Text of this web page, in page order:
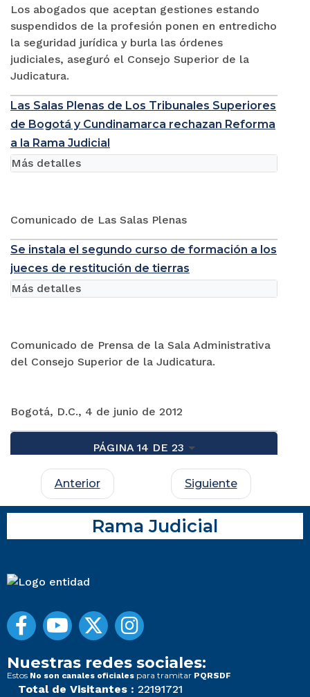
Los abogados que aceptan gestiones estando
suspendidos de la profesión ponen en entredicho
la seguridad jurídica y burla las órdenes
judiciales, aseguró el Consejo Superior de la
Judicatura.
Las Salas Plenas de Los Tribunales Superiores
de Bogotá y Cundinamarca rechazan Reforma
a la Rama Judicial
Comunicado de Las Salas Plenas
Más detalles
Se instala el segundo curso de formación a los
jueces de restitución de tierras
Comunicado de Prensa de la Sala Administrativa
del Consejo Superior de la Judicatura.
Bogotá, D.C., 4 de junio de 2012
Más detalles
PÁGINA 14 DE 23
Anterior Siguiente
Rama Judicial
Nuestras redes sociales:
Estos No son canales oficiales para tramitar PQRSDF
Total de Visitantes : 22191721